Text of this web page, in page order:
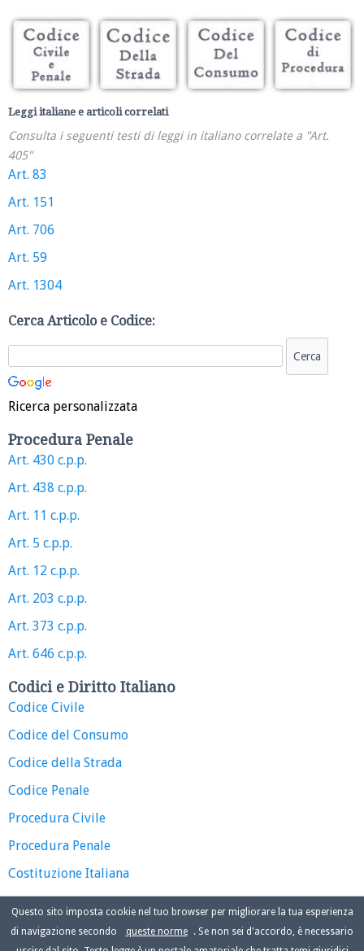
Leggi italiane e articoli correlati
Consulta i seguenti testi di leggi in italiano correlate a "Art.
405"
Art. 83
Art. 151
Art. 706
Art. 59
Art. 1304
Cerca Articolo e Codice:
Ricerca personalizzata
Procedura Penale
Art. 430 c.p.p.
Art. 438 c.p.p.
Art. 11 c.p.p.
Art. 5 c.p.p.
Art. 12 c.p.p.
Art. 203 c.p.p.
Art. 373 c.p.p.
Art. 646 c.p.p.
Codici e Diritto Italiano
Codice Civile
Codice del Consumo
Codice della Strada
Codice Penale
Procedura Civile
Procedura Penale
Costituzione Italiana
Questo sito imposta cookie nel tuo browser per migliorare la tua esperienza
di navigazione secondo
queste norme
. Se non sei d'accordo, è necessario